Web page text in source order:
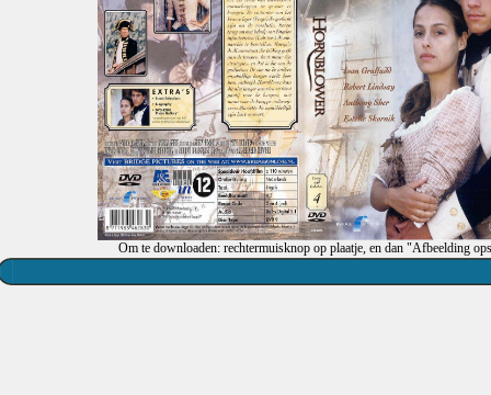
Om te downloaden: rechtermuisknop op plaatje, en dan "Afbeelding